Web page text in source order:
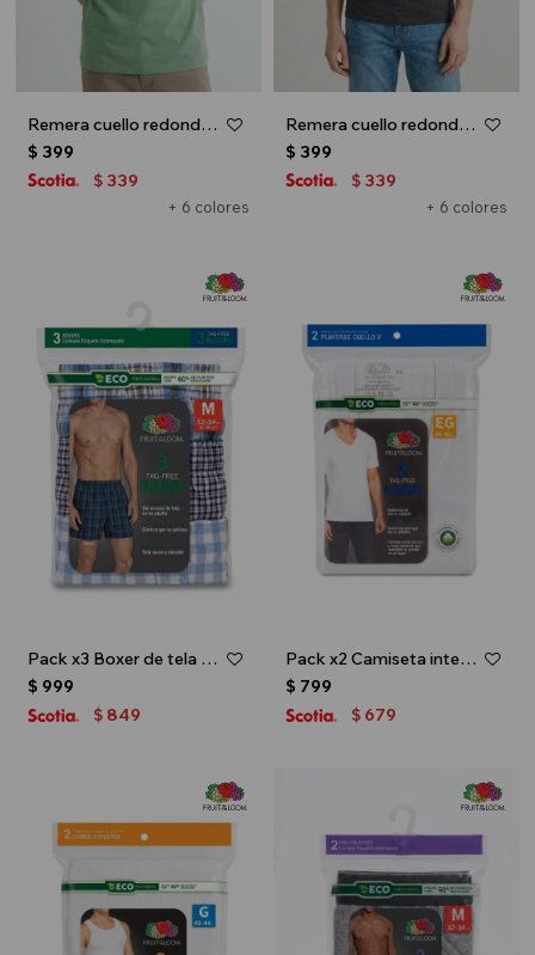
Remera cuello redondo ICONIC 150 - Verde oliva
+ 6 colores
$ 399
$ 339
Remera cuello redondo ICONIC 150 - Gris melange oscuro
+ 6 colores
$ 399
$ 339
Pack x3 Boxer de tela para caballero - Multicolor
$ 999
$ 849
Pack x2 Camiseta interior escote V - caballero - Blanco
$ 799
$ 679